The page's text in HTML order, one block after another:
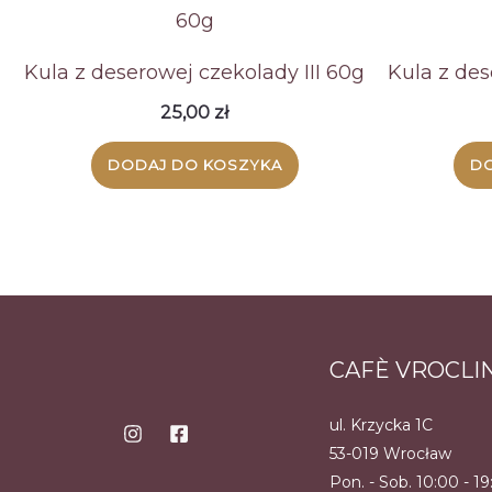
Kula z deserowej czekolady III 60g
25,00 zł
DODAJ DO KOSZYKA
Kula z
CAFÈ
ul. Krzycka 1C
53-019 Wrocław
Pon. - Sob. 10:00 -